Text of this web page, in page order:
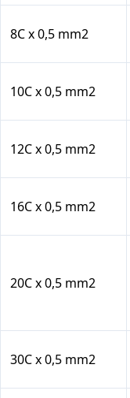
8C x 0,5 mm2
10C x 0,5 mm2
12C x 0,5 mm2
16C x 0,5 mm2
20C x 0,5 mm2
30C x 0,5 mm2